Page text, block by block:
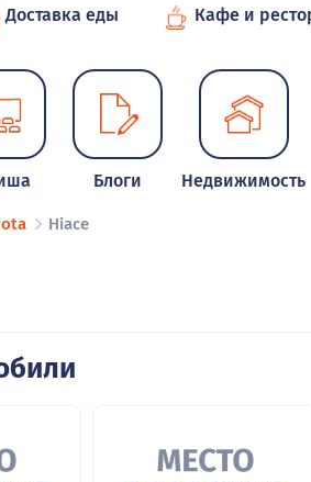
Доставка еды Кафе и
Блоги Недвижимость
Hiace